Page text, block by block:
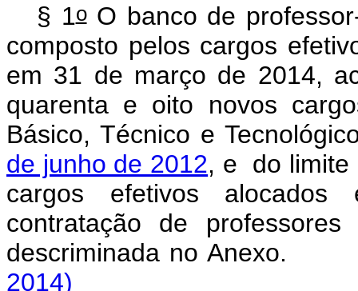
§ 1oO banco de
composto pelos cargos
em 31 de março de 2014,
quarenta e oito novos
Básico, Técnico e
de junho de 2012, e do limite
cargos efetivos
contratação de
descriminada no Anexo.
2014)